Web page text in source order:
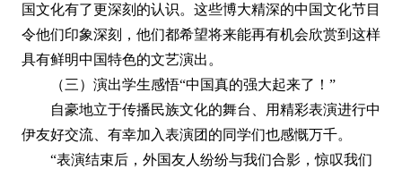
国文化有了更深刻的认识。这些博大精深的中国文化节目
令他们印象深刻，他们都希望将来能再有机会欣赏到这样
具有鲜明中国特色的文艺演出。
（三）演出学生感悟“中国真的强大起来了！”
自豪地立于传播民族文化的舞台、用精彩表演进行中
伊友好交流、有幸加入表演团的同学们也感慨万千。
“表演结束后，外国友人纷纷与我们合影，惊叹我们